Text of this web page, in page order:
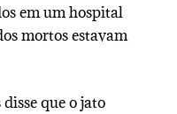
em um hospital
mortos estavam
que o jato